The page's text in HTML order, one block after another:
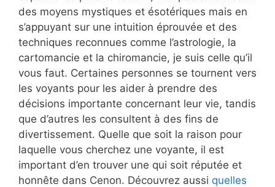
des moyens mystiques et ésotériques mais en
s’appuyant sur une intuition éprouvée et des
techniques reconnues comme l’astrologie, la
cartomancie et la chiromancie, je suis celle qu’il
vous faut. Certaines personnes se tournent vers
les voyants pour les aider à prendre des
décisions importante concernant leur vie, tandis
que d’autres les consultent à des fins de
divertissement. Quelle que soit la raison pour
laquelle vous cherchez une voyante, il est
important d’en trouver une qui soit réputée et
honnête dans Cenon. Découvrez aussi quelles